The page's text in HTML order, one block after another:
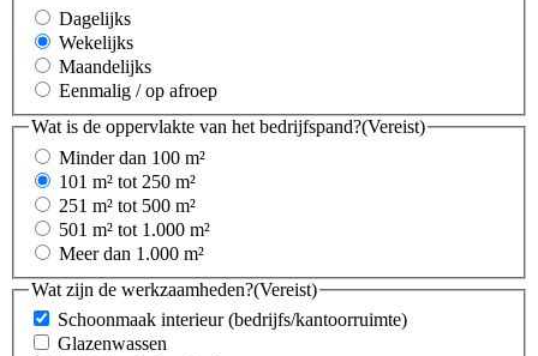
Dagelijks
Wekelijks
Maandelijks
Eenmalig / op afroep
Wat is de oppervlakte van het bedrijfspand?(Vereist)
Minder dan 100 m²
101 m² tot 250 m²
251 m² tot 500 m²
501 m² tot 1.000 m²
Meer dan 1.000 m²
Wat zijn de werkzaamheden?(Vereist)
Schoonmaak interieur (bedrijfs/kantoorruimte)
Glazenwassen